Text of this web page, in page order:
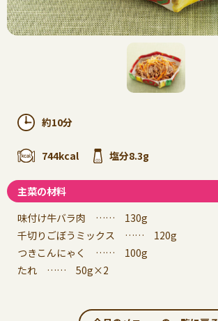
約10分
744kcal 塩分8.3g
主菜の材料
味付け牛バラ肉 …… 130g
千切りごぼうミックス …… 120g
つきこんにゃく …… 100g
たれ …… 50g×2